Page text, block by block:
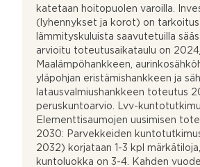
katetaan hoitopuolen varoilla.
(lyhennykset ja korot) on
lämmityskuluista saavutetuilla
arvioitu toteutusaikataulu on
Maalämpöhankkeen,
yläpohjan eristämishankkeen ja
latausvalmiushankkeen toteutus
peruskuntoarvio. Lvv-
Elementtisaumojen uusimisen
2030: Parvekkeiden
2032) korjataan 1-3 kpl
kuntoluokka on 3-4. Kahden